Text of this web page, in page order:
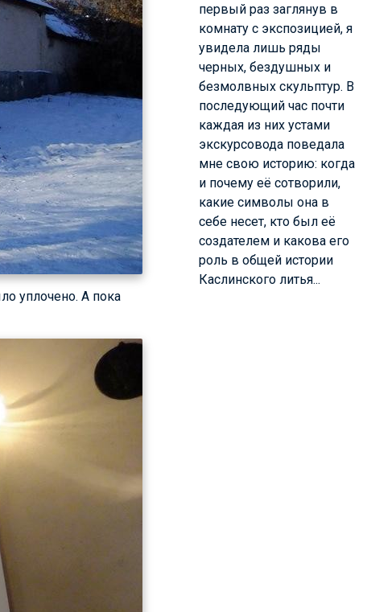
уплочено. А пока
первый раз заглянув в
комнату с экспозицией, я
увидела лишь ряды
черных, бездушных и
безмолвных скульптур. В
последующий час почти
каждая из них устами
экскурсовода поведала
мне свою историю: когда
и почему её сотворили,
какие символы она в
себе несет, кто был её
создателем и какова его
роль в общей истории
Каслинского литья...